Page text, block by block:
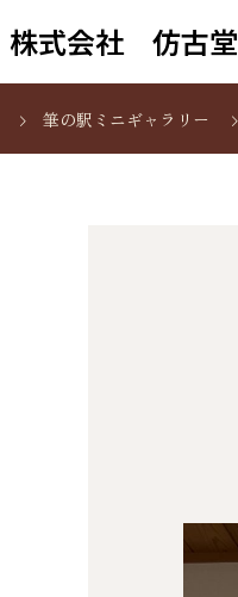
株式会社 仿古堂
筆の駅ミニギャラリー